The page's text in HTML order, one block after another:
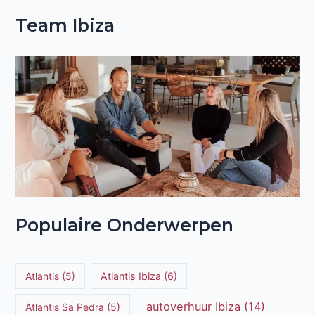
Team Ibiza
Populaire Onderwerpen
Atlantis (5) Atlantis Ibiza (6)
Atlantis Sa Pedra (5) autoverhuur Ibiza (14)